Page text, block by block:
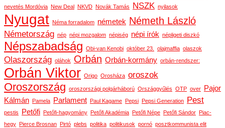
nevetés Mordóvia New Deal NKVD Novák Tamás NSZK nyilasok
Nyugat Néma forradalom németek Németh László
Németország nép népi mozgalom népiség népi írók népligeti diszkó
Népszabadság Obi-van Kenobi október 23. olajmaffia olaszok
Olaszország oláhok Orbán Orbán-kormány orbán-rendszer:
Orbán Viktor Origo Orosháza oroszok
Oroszország oroszországi polgárháború Országgyűlés OTP over
Pajor
Kálmán
Pamela Parlament Paul Kagame Pepsi Pepsi Generation Pest
pestis Petőfi Petőfi-hagyomány Petőfi Akadémia Petőfi Népe Petőfi Sándor
Piac-
hegy
Pierce Brosnan Pirtó plebs politika politikusok pornó posztkommunista elit